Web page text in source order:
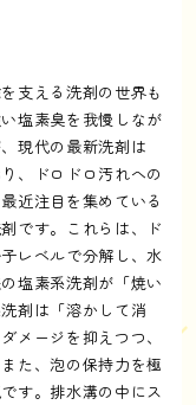
支える洗剤の世界も
塩素臭を我慢しなが
現代の最新洗剤は
、ドロドロ汚れへの
近注目を集めている
です。これらは、ド
レベルで分解し、水
塩素系洗剤が「焼い
剤は「溶かして消
メージを抑えつつ、
た、泡の保持力を極
す。排水溝の中にス